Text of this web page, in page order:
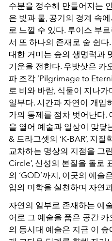
수분을 정수해 만들어지는
은 빛과 물, 공기의 경계 속
로 느낄 수 있다. 루이스 부
서 또 하나의 존재로 숨 쉰
대한 거미는 숲의 생명력과
기운을 전한다. 우밧삿은 카
파 조각 ‘Pilgrimage to
로 비와 바람, 식물이 지나
일부다. 시간과 자연이 개입
가의 통제를 점차 벗어난다.
을 열어 예술과 일상이 맞닿
& 드라그셋의 ‘K-BAR’, 지
교차하는 명상의 지점을 그
Circle’, 신성의 본질을 돌로
의 ‘GOD’까지, 이곳의 예술
입의 미학을 실천하며 자연
자연의 일부로 존재하는 예
어로 그 예술을 품은 공간
의 동시대 예술은 지금 이